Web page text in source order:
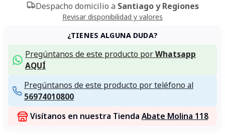
Despacho domicilio a Santiago y Regiones
Revisar disponibilidad y valores
¿TIENES ALGUNA DUDA?
Pregúntanos de este producto porWhatsapp
AQUÍ
Pregúntanos de este producto por teléfono al
56974010800
Visítanos en nuestra Tienda Abate Molina 118